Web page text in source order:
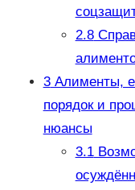
2.8
3Алименты,
порядок и
нюансы
3.1